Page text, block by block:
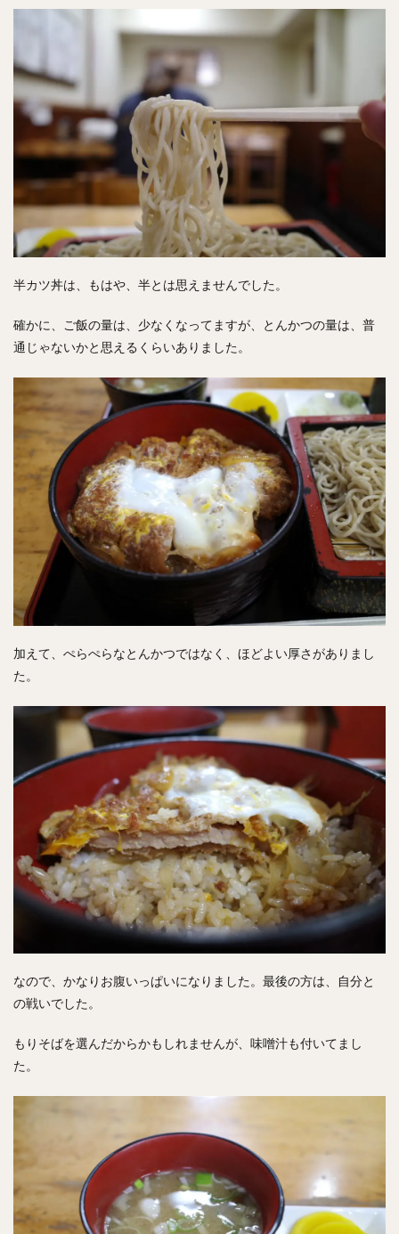
半カツ丼は、もはや、半とは思えませんでした。
確かに、ご飯の量は、少なくなってますが、とんかつの量は、普
通じゃないかと思えるくらいありました。
加えて、ぺらぺらなとんかつではなく、ほどよい厚さがありまし
た。
なので、かなりお腹いっぱいになりました。最後の方は、自分と
の戦いでした。
もりそばを選んだからかもしれませんが、味噌汁も付いてまし
た。